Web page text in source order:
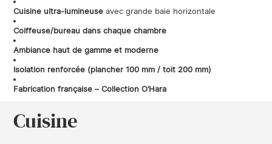
Cuisine ultra-lumineuse avec grande baie horizontale
Coiffeuse/bureau dans chaque chambre
Ambiance haut de gamme et moderne
Isolation renforcée (plancher 100 mm / toit 200 mm)
Fabrication française – Collection O’Hara
Cuisine